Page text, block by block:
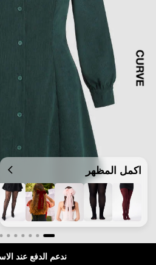
اكمل المظهر
ندعم الدفع عند